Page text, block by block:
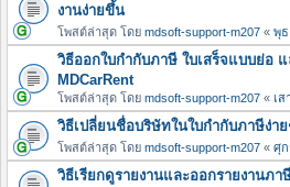
งานง่ายขึ้น
โพสต์ล่าสุด โดย mdsoft-support-m207 « พุธ
วิธีออกใบกำกับภาษี ใบเสร็จแบบย่อ
MDCarRent
โพสต์ล่าสุด โดย mdsoft-support-m207 « เส
วิธีเปลี่ยนชื่อบริษัทในใบกำกับภาษีง่า
โพสต์ล่าสุด โดย mdsoft-support-m207 « ศุก
วิธีเรียกดูรายงานและออกรายงานภา